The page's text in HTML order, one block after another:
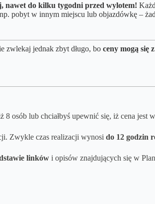
nawet do kilku tygodni przed wylotem!
pobyt w innym miejscu lub objazdówkę –
zwlekaj jednak zbyt długo, bo ceny mogą się
8 osób lub chciałbyś upewnić się, iż cena
Zwykle czas realizacji wynosi do 12 godzin
linków i opisów znajdujących się w